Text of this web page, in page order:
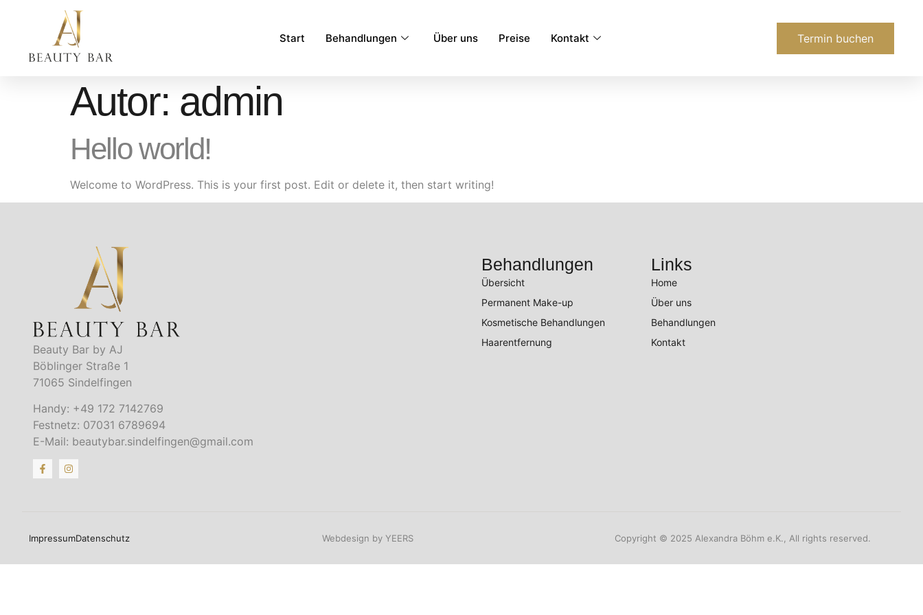
Start Behandlungen Über uns Preise Kontakt Termin buchen
Autor: admin
Hello world!
Welcome to WordPress. This is your first post. Edit or delete it, then start writing!
Beauty Bar by AJ
Böblinger Straße 1
71065 Sindelfingen
Handy: +49 172 7142769
Festnetz: 07031 6789694
E-Mail: beautybar.sindelfingen@gmail.com
Behandlungen
Übersicht
Permanent Make-up
Kosmetische Behandlungen
Haarentfernung
Links
Home
Über uns
Behandlungen
Kontakt
Copyright © 2025 Alexandra Böhm e.K., All rights reserved.
Webdesign by YEERS
ImpressumDatenschutz